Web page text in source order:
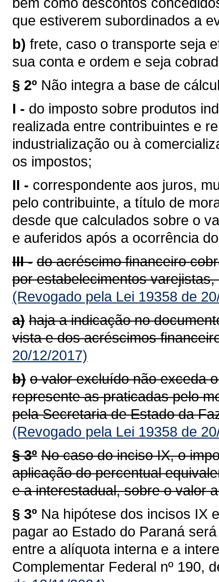
que estiverem subordinados a
b) frete, caso o transporte seja
sua conta e ordem e seja
§ 2º Não integra a base de
I - do imposto sobre produtos
realizada entre contribuintes e
industrialização ou à
os impostos;
II - correspondente aos juros,
pelo contribuinte, a título de
desde que calculados sobre o
e auferidos após a ocorrência
III - do acréscimo financeiro
por estabelecimentos
(Revogado pela Lei 19358 de
a) haja a indicação no
vista e dos acréscimos
20/12/2017)
b) o valor excluído não exceda
represente as praticadas pelo
pela Secretaria de Estado da
(Revogado pela Lei 19358 de
§ 3º No caso do inciso IX, o
aplicação do percentual
e a interestadual, sobre o valor
§ 3º Na hipótese dos incisos IX
pagar ao Estado do Paraná
entre a alíquota interna e a
Complementar Federal nº 190,